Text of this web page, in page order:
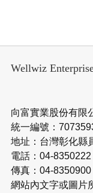
Wellwiz
向富實業股份有限
統一編號：
地址：台灣彰化縣
電話：04-8350222
傳真：04-8350900
網站內文字或圖片